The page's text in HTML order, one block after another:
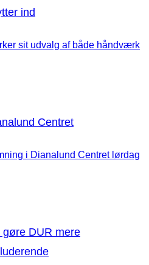
ind
sit udvalg af både håndværk
Centret
i Dianalund Centret lørdag
DUR mere